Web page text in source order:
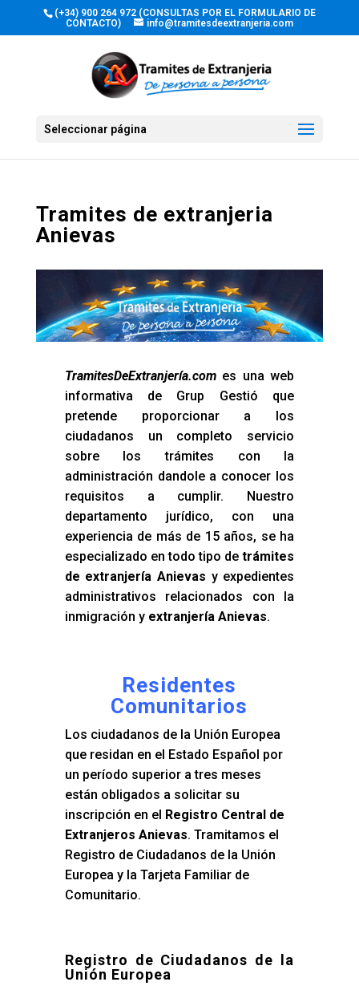
(+34) 900 264 972 (CONSULTAS POR EL FORMULARIO DE
CONTACTO)
info@tramitesdeextranjeria.com
Seleccionar página
Tramites de extranjeria
Anievas
TramitesDeExtranjería.comes una web
informativa de Grup Gestió que
pretende proporcionar a los
ciudadanos un completo servicio
sobre los trámites con la
administración dandole a conocer los
requisitos a cumplir. Nuestro
departamento jurídico, con una
experiencia de más de 15 años, se ha
especializado en todo tipo detrámites
de extranjería Anievas y expedientes
administrativos relacionados con la
inmigración y extranjería Anievas.
Residentes
Comunitarios
Los ciudadanos de la Unión Europea
que residan en el Estado Español por
un período superior a tres meses
están obligados a solicitar su
inscripción en el Registro Central de
Extranjeros Anievas. Tramitamos el
Registro de Ciudadanos de la Unión
Europea y la Tarjeta Familiar de
Comunitario.
Registro de Ciudadanos de la
Unión Europea